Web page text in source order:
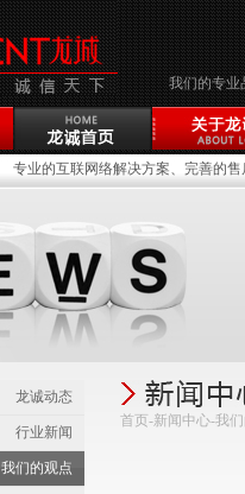
我们的专业
专业的互联网络解决方案、完善的
龙诚动态
行业新闻
我们的观点
首页-新闻中心-我